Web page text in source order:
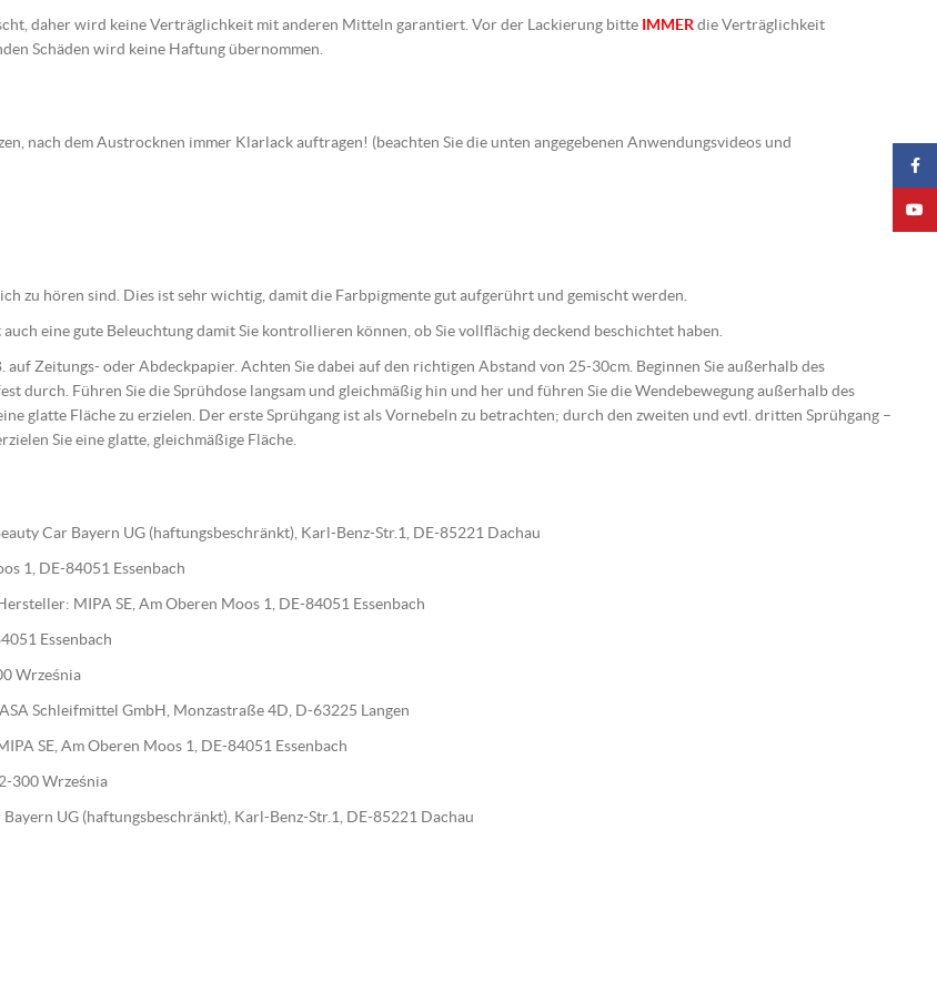
daher wird keine Verträglichkeit mit anderen Mitteln garantiert. Vor der Lackierung bitte IMMER die Verträglichkeit
Schäden wird keine Haftung übernommen.
nach dem Austrocknen immer Klarlack auftragen! (beachten Sie die unten angegebenen Anwendungsvideos und
zu hören sind. Dies ist sehr wichtig, damit die Farbpigmente gut aufgerührt und gemischt werden.
eine gute Beleuchtung damit Sie kontrollieren können, ob Sie vollflächig deckend beschichtet haben.
Zeitungs- oder Abdeckpapier. Achten Sie dabei auf den richtigen Abstand von 25-30cm. Beginnen Sie außerhalb des
durch. Führen Sie die Sprühdose langsam und gleichmäßig hin und her und führen Sie die Wendebewegung außerhalb des
glatte Fläche zu erzielen. Der erste Sprühgang ist als Vornebeln zu betrachten; durch den zweiten und evtl. dritten Sprühgang –
Sie eine glatte, gleichmäßige Fläche.
Car Bayern UG (haftungsbeschränkt), Karl-Benz-Str.1, DE-85221 Dachau
1, DE-84051 Essenbach
MIPA SE, Am Oberen Moos 1, DE-84051 Essenbach
Essenbach
Września
Schleifmittel GmbH, Monzastraße 4D, D-63225 Langen
SE, Am Oberen Moos 1, DE-84051 Essenbach
300 Września
UG (haftungsbeschränkt), Karl-Benz-Str.1, DE-85221 Dachau